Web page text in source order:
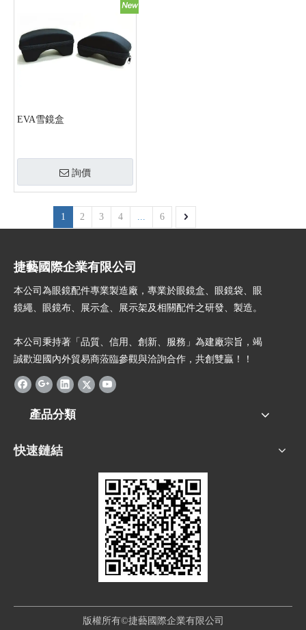
EVA雪鏡盒
詢價
1 2 3 4 6
捷藝國際企業有限公司
本公司為眼鏡配件專業製造廠，專業於眼鏡盒、眼鏡袋、眼
鏡繩、眼鏡布、展示盒、展示架及相關配件之研發、製造。
本公司秉持著「品質、信用、創新、服務」為建廠宗旨，竭
誠歡迎國內外貿易商蒞臨參觀與洽詢合作，共創雙贏！！
產品分類
快速鏈結
版權所有©捷藝國際企業有限公司